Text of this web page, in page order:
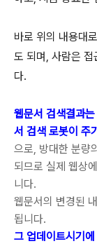
바로 위의 내용대
도 되며, 사람은 접
다.
웹문서 검색결과
서 검색 로봇이 주
으로, 방대한 분량
되므로 실제 웹상
니다.
웹문서의 변경된
됩니다.
그 업데이트시기